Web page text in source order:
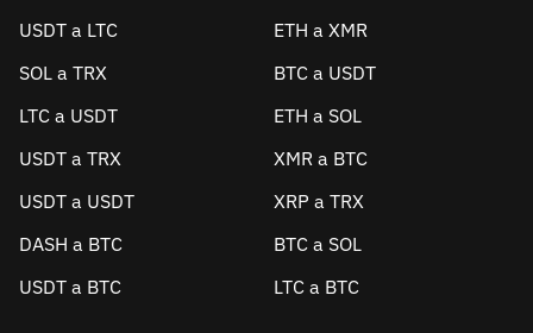
USDT a LTC
ETH a XMR
SOL a TRX
BTC a USDT
LTC a USDT
ETH a SOL
USDT a TRX
XMR a BTC
USDT a USDT
XRP a TRX
DASH a BTC
BTC a SOL
USDT a BTC
LTC a BTC